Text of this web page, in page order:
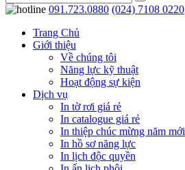
091.723.0880 (024) 7108 0220
Trang Chủ
Giới thiệu
Về chúng tôi
Năng lực kỹ thuật
Hoạt động sự kiện
Dịch vụ
In tờ rơi giá rẻ
In catalogue giá rẻ
In thiệp chúc mừng năm mới
In hồ sơ năng lực
In lịch độc quyền